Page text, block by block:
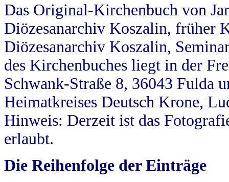
Das Original-Kirchenbuch von
Diözesanarchiv Koszalin, früher
Diözesanarchiv Koszalin,
des Kirchenbuches liegt in der
Schwank-Straße 8, 36043 Fulda
Heimatkreises Deutsch Krone,
Hinweis: Derzeit ist das
erlaubt.
Die Reihenfolge der Einträge